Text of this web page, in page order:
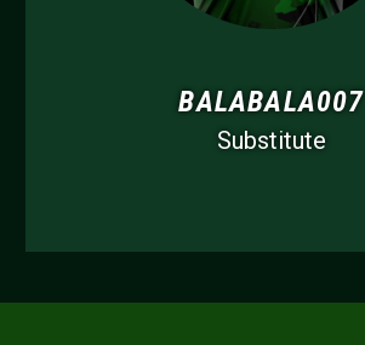
BALABALA007
Substitute